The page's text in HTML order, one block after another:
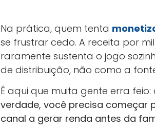
Na prática, quem tenta
se frustrar cedo. A receita por
raramente sustenta o jogo
de distribuição, não como a
É aqui que muita gente erra
verdade, você precisa começar
canal a gerar renda antes da